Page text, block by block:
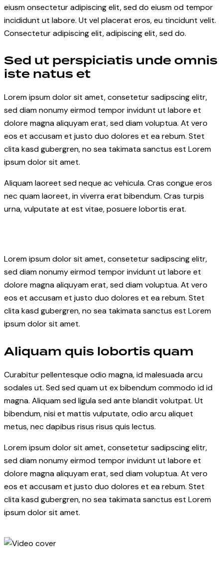
eiusm onsectetur adipiscing elit, sed do eiusm od tempor
incididunt ut labore. Ut vel placerat eros, eu tincidunt velit.
Consectetur adipiscing elit, adipiscing elit, sed do.
Sed ut perspiciatis unde omnis
iste natus et
Lorem ipsum dolor sit amet, consetetur sadipscing elitr,
sed diam nonumy eirmod tempor invidunt ut labore et
dolore magna aliquyam erat, sed diam voluptua. At vero
eos et accusam et justo duo dolores et ea rebum. Stet
clita kasd gubergren, no sea takimata sanctus est Lorem
ipsum dolor sit amet.
Aliquam laoreet sed neque ac vehicula. Cras congue eros
nec quam laoreet, in viverra erat bibendum. Cras turpis
urna, vulputate at est vitae, posuere lobortis erat.
Lorem ipsum dolor sit amet, consetetur sadipscing elitr,
sed diam nonumy eirmod tempor invidunt ut labore et
dolore magna aliquyam erat, sed diam voluptua. At vero
eos et accusam et justo duo dolores et ea rebum. Stet
clita kasd gubergren, no sea takimata sanctus est Lorem
ipsum dolor sit amet.
Aliquam quis lobortis quam
Curabitur pellentesque odio magna, id malesuada arcu
sodales ut. Sed sed quam ut ex bibendum commodo id id
magna. Aliquam sed ligula sed ante blandit volutpat. Ut
bibendum, nisi et mattis vulputate, odio arcu aliquet
metus, nec dapibus risus risus quis lectus.
Lorem ipsum dolor sit amet, consetetur sadipscing elitr,
sed diam nonumy eirmod tempor invidunt ut labore et
dolore magna aliquyam erat, sed diam voluptua. At vero
eos et accusam et justo duo dolores et ea rebum. Stet
clita kasd gubergren, no sea takimata sanctus est Lorem
ipsum dolor sit amet.